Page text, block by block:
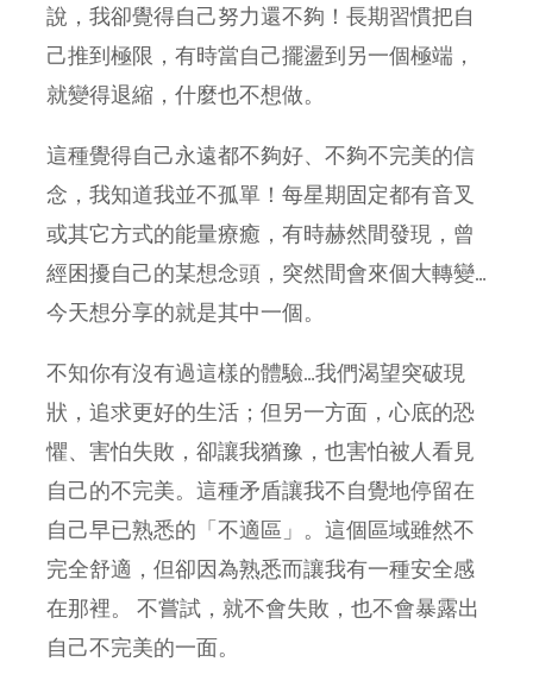
說，我卻覺得自己努力還不夠！長期習慣把自
己推到極限，有時當自己擺盪到另一個極端，
就變得退縮，什麼也不想做。
這種覺得自己永遠都不夠好、不夠不完美的信
念，我知道我並不孤單！每星期固定都有音叉
或其它方式的能量療癒，有時赫然間發現，曾
經困擾自己的某想念頭，突然間會來個大轉變…
今天想分享的就是其中一個。
不知你有沒有過這樣的體驗…我們渴望突破現
狀，追求更好的生活；但另一方面，心底的恐
懼、害怕失敗，卻讓我猶豫，也害怕被人看見
自己的不完美。這種矛盾讓我不自覺地停留在
自己早已熟悉的「不適區」。這個區域雖然不
完全舒適，但卻因為熟悉而讓我有一種安全感
在那裡。 不嘗試，就不會失敗，也不會暴露出
自己不完美的一面。